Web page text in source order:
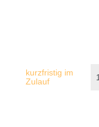
kurzfristig im
Zulauf